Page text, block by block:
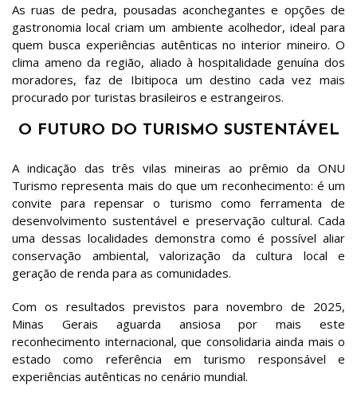
As ruas de pedra, pousadas aconchegantes e opções de
gastronomia local criam um ambiente acolhedor, ideal para
quem busca experiências autênticas no interior mineiro. O
clima ameno da região, aliado à hospitalidade genuína dos
moradores, faz de Ibitipoca um destino cada vez mais
procurado por turistas brasileiros e estrangeiros.
O FUTURO DO TURISMO SUSTENTÁVEL
A indicação das três vilas mineiras ao prêmio da ONU
Turismo representa mais do que um reconhecimento: é um
convite para repensar o turismo como ferramenta de
desenvolvimento sustentável e preservação cultural. Cada
uma dessas localidades demonstra como é possível aliar
conservação ambiental, valorização da cultura local e
geração de renda para as comunidades.
Com os resultados previstos para novembro de 2025,
Minas Gerais aguarda ansiosa por mais este
reconhecimento internacional, que consolidaria ainda mais o
estado como referência em turismo responsável e
experiências autênticas no cenário mundial.